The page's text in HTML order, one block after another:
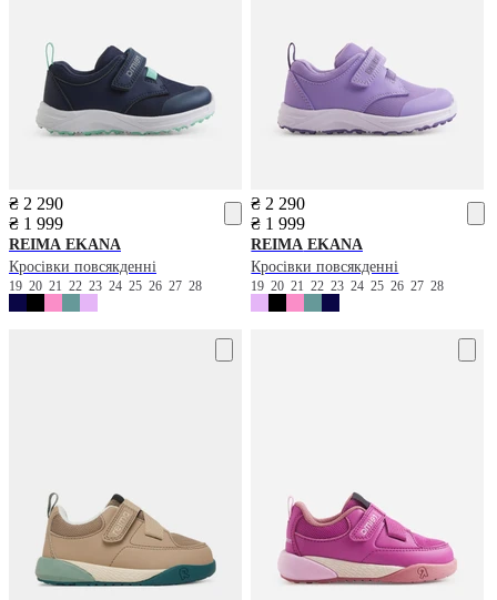
₴ 2 290
₴ 1 999
REIMA EKANA
Кросівки повсякденні
19 20 21 22 23 24 25 26 27 28
₴ 2 290
₴ 1 999
REIMA EKANA
Кросівки повсякденні
19202122232425262728